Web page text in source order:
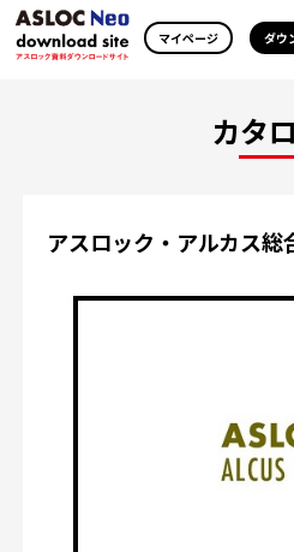
マイページ ダウ
カタ
アスロック・アルカス総